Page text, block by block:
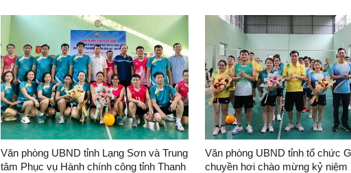
Chủ tịch Hồ Chí Minh
Văn phòng UBND tỉnh Lạng Sơn và Trung
tâm Phục vụ Hành chính công tỉnh Thanh
Văn phòng UBND tỉnh tổ chức
chuyền hơi chào mừng kỷ niệm